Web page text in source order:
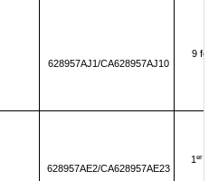
628957AJ1/CA628957AJ10
9
628957AE2/CA628957AE23
1er